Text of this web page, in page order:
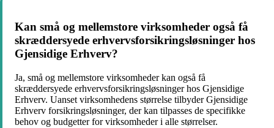
Kan små og mellemstore virksomheder også få
skræddersyede erhvervsforsikringsløsninger hos
Gjensidige Erhverv?
Ja, små og mellemstore virksomheder kan også få
skræddersyede erhvervsforsikringsløsninger hos Gjensidige
Erhverv. Uanset virksomhedens størrelse tilbyder Gjensidige
Erhverv forsikringsløsninger, der kan tilpasses de specifikke
behov og budgetter for virksomheder i alle størrelser.